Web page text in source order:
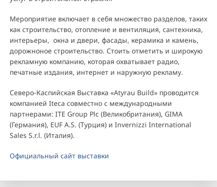
Мероприятие включает в себя множество разделов, таких
как строительство, отопление и вентиляция, сантехника,
интерьеры, окна и двери, фасады, керамика и камень,
дорожноное строительство. Стоить отметить и широкую
рекламную компанию, которая охватывает радио,
печатные издания, интернет и наружную рекламу.
Северо-Каспийская Выставка «Atyrau Build» проводится
компанией Iteca совместно с международными
партнерами: ITE Group Plc (Великобритания), GIMA
(Германия), EUF A.S. (Турция) и Invernizzi International
Sales S.r.l. (Италия).
Официальный сайт выставки